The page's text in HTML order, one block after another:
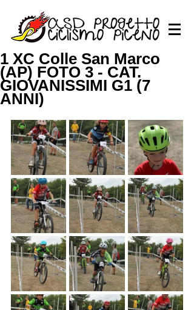
1 XC Colle San Marco
(AP) FOTO 3 - CAT.
GIOVANISSIMI G1 (7
ANNI)